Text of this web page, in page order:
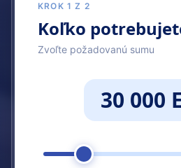
KROK 1 Z 2
Koľko
Zvoľte požadovanú sumu
30 000